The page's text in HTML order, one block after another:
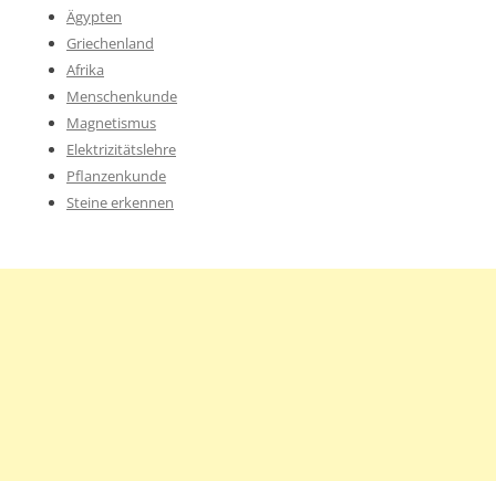
Ägypten
Griechenland
Afrika
Menschenkunde
Magnetismus
Elektrizitätslehre
Pflanzenkunde
Steine erkennen